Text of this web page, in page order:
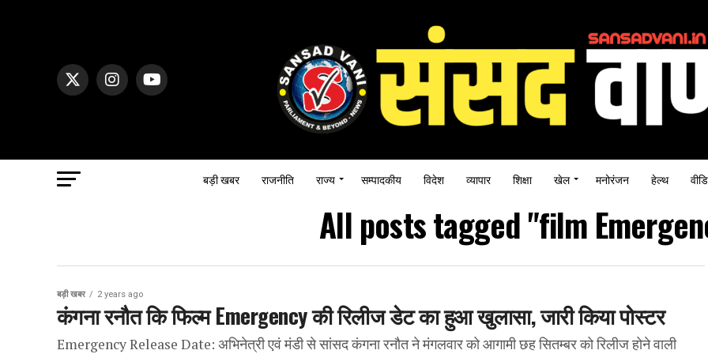
बड़ी खबर राजनीति राज्य सम्पादकीय विदेश व्यापार शिक्षा खेल मनोरंजन हेल्थ
All posts tagged "film
बड़ी खबर 2 years ago
कंगना रनौत कि फिल्म Emergency की रिलीज डेट का हुआ खुलासा, जारी किया पोस्टर
Emergency Release Date: अभिनेत्री एवं मंडी से सांसद कंगना रनौत ने मंगलवार को आगामी छह सितम्बर को रिलीज होने वाली